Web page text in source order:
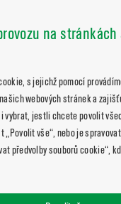
na stránkách
s jejichž pomocí
webových stránek a
vybrat, jestli chcete povolit
„Povolit vše“, nebo je
předvolby souborů cookie“,